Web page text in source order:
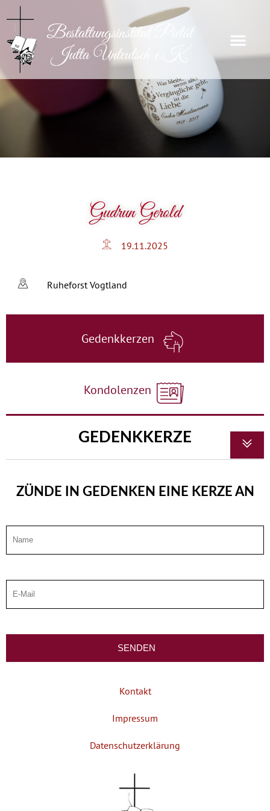
Gudrun Gerold
19.11.2025
Ruheforst Vogtland
Gedenkkerzen
Kondolenzen
GEDENKKERZE
ZÜNDE IN GEDENKEN EINE KERZE AN
Kontakt
Impressum
Datenschutzerklärung